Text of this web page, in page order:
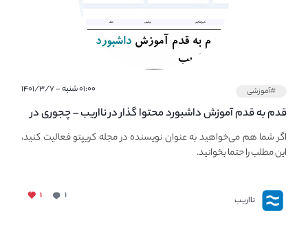
#آموزشی ۰۱:۰۰ شنبه - ۱۴۰۱/۳/۷
قدم به قدم آموزش داشبورد محتوا گذار در نااریب – چجوری در
نااریب محتوا بگذاریم؟
اگر شما هم می‌خواهید به عنوان نویسنده در مجله کریپتو فعالیت کنید،
این مطلب را حتما بخوانید.
نااریب ۱ ۱